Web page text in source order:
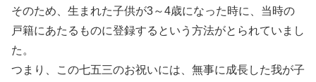
そのため、生まれた子供が3～4歳になった時に、当時の
戸籍にあたるものに登録するという方法がとられていまし
た。
つまり、この七五三のお祝いには、無事に成長した我が子